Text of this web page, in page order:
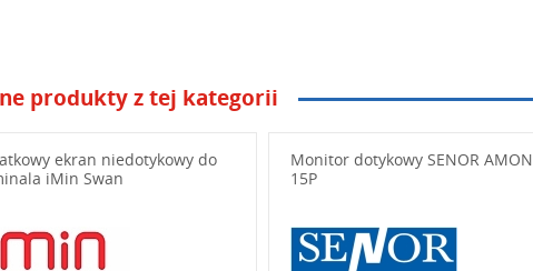
produkty z tej kategorii
ekran niedotykowy do
iMin Swan
Monitor dotykowy SENOR AMON
15P